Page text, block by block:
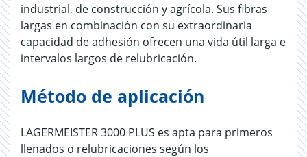
industrial, de construcción y agrícola. Sus fibras
largas en combinación con su extraordinaria
capacidad de adhesión ofrecen una vida útil larga e
intervalos largos de relubricación.
Método de aplicación
LAGERMEISTER 3000 PLUS es apta para primeros
llenados o relubricaciones según los